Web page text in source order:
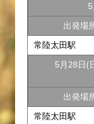
出発場
常陸太田駅
5月28日(
出発場
常陸太田駅